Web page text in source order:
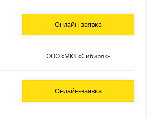
ООО «МКК «Сибиряк»
Онлайн-заявка
Онлайн-заявка